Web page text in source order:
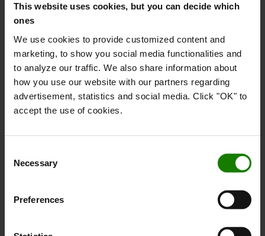
This website uses cookies, but you can decide which
ones
We use cookies to provide customized content and
marketing, to show you social media functionalities and
to analyze our traffic. We also share information about
how you use our website with our partners regarding
advertisement, statistics and social media. Click "OK" to
accept the use of cookies.
Selection
Necessary
Preferences
Om Toyota
Hvem er vi
Hvorfor vælge Toyota
Kundetilfredshedsundersøgelse
Bæredygtighed
Job hos Toyota Material Handling
Online køb
Kontakt os